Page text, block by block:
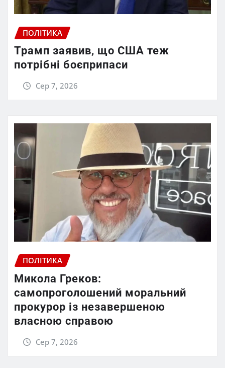
ПОЛІТИКА
Трамп заявив, що США теж
потрібні боєприпаси
Сер 7, 2026
ПОЛІТИКА
Микола Греков:
самопроголошений моральний
прокурор із незавершеною
власною справою
Сер 7, 2026